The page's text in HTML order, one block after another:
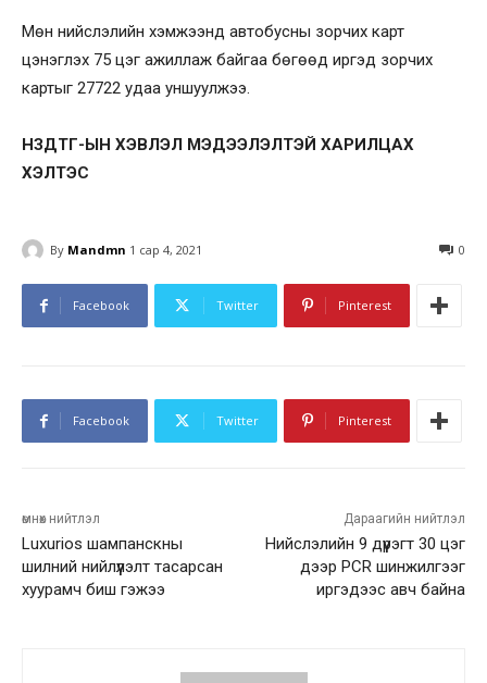
Мөн нийслэлийн хэмжээнд автобусны зорчих карт
цэнэглэх 75 цэг ажиллаж байгаа бөгөөд иргэд зорчих
картыг 27722 удаа уншуулжээ.
НЗДТГ-ЫН ХЭВЛЭЛ МЭДЭЭЛЭЛТЭЙ ХАРИЛЦАХ
ХЭЛТЭС
By Mandmn 1 сар 4, 2021 0
Facebook Twitter Pinterest
Facebook Twitter Pinterest
өмнөх нийтлэл
Luxurios шампанскны
шилний нийлүүлэлт тасарсан
хуурамч биш гэжээ
Дараагийн нийтлэл
Нийслэлийн 9 дүүрэгт 30 цэг
дээр PCR шинжилгээг
иргэдээс авч байна